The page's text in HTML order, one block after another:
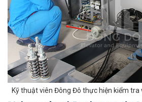
Kỹ thuật viên Đông Đô thực hiện kiểm